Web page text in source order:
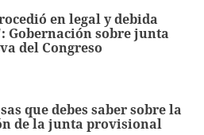
en legal y debida
Gobernación sobre junta
del Congreso
que debes saber sobre la
de la junta provisional